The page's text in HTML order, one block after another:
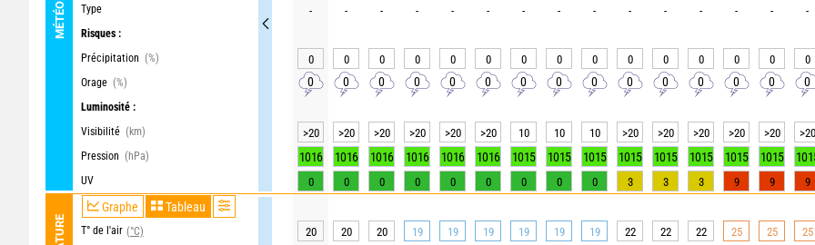
MÉTÉO
Type
Risques :
Précipitation (%)
Orage (%)
Luminosité :
Visibilité (km)
Pression (hPa)
UV
Graphe Tableau
T° de l'air (°C)
- - - - - - - - - - - - - - -
0 0 0 0 0 0 0 0 0 0 0 0 0 0 0
0 0 0 0 0 0 0 0 0 0 0 0 0 0 0
>20 >20 >20 >20 >20 >20 10 10 10 >20 >20 >20 >20 >20 >20
1016 1016 1016 1016 1016 1016 1015 1015 1015 1015 1015 1015 1015 1015
0 0 0 0 0 0 0 0 0 3 3 3 9 9 9
20 20 20 19 19 19 19 19 19 22 22 22 25 25 25